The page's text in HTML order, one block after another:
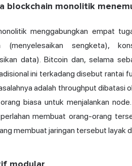
blockchain monolitik
menggabungkan empat
(menyelesaikan sengketa),
data). Bitcoin dan, selama
ini terkadang disebut rantai
adalah throughput
biasa untuk menjalankan
membuat orang-orang
membuat jaringan tersebut layak